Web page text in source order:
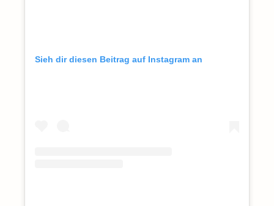
Sieh dir diesen Beitrag auf Instagram an